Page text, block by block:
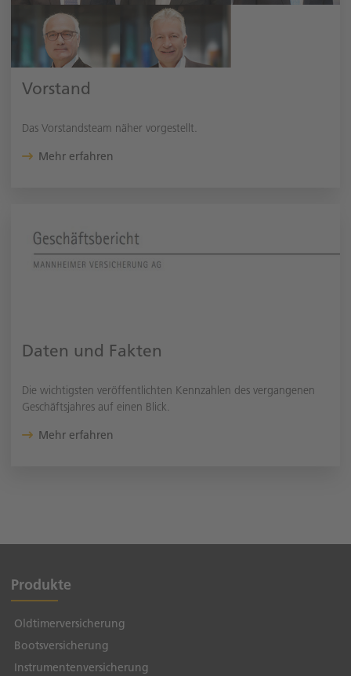
Vorstand
Das Vorstandsteam näher vorgestellt.
Mehr erfahren
Daten und Fakten
Die wichtigsten veröffentlichten Kennzahlen des vergangenen
Geschäftsjahres auf einen Blick.
Mehr erfahren
Produkte
Oldtimerversicherung
Bootsversicherung
Instrumentenversicherung